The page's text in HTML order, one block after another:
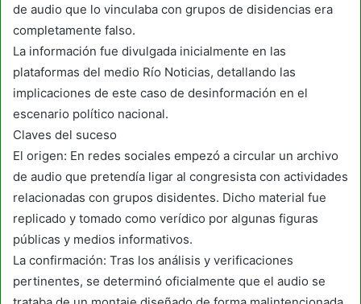
de audio que lo vinculaba con grupos de disidencias era
completamente falso.
La información fue divulgada inicialmente en las
plataformas del medio Río Noticias, detallando las
implicaciones de este caso de desinformación en el
escenario político nacional.
Claves del suceso
El origen: En redes sociales empezó a circular un archivo
de audio que pretendía ligar al congresista con actividades
relacionadas con grupos disidentes. Dicho material fue
replicado y tomado como verídico por algunas figuras
públicas y medios informativos.
La confirmación: Tras los análisis y verificaciones
pertinentes, se determinó oficialmente que el audio se